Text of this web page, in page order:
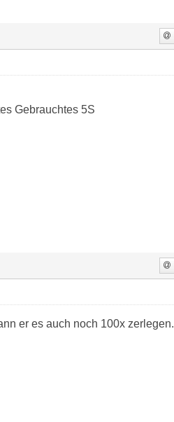
Gebrauchtes 5S
er es auch noch 100x zerlegen.